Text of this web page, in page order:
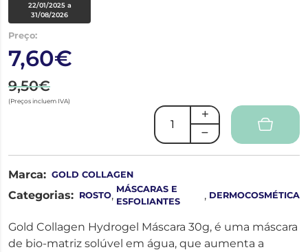
22/01/2025 a
31/08/2026
Preço:
7,60€
9,50€
(Preços incluem IVA)
Marca: GOLD COLLAGEN
Categorias: ROSTO, MÁSCARAS E
ESFOLIANTES
, DERMOCOSMÉTICA
Gold Collagen Hydrogel Máscara 30g, é uma máscara
de bio-matriz solúvel em água, que aumenta a